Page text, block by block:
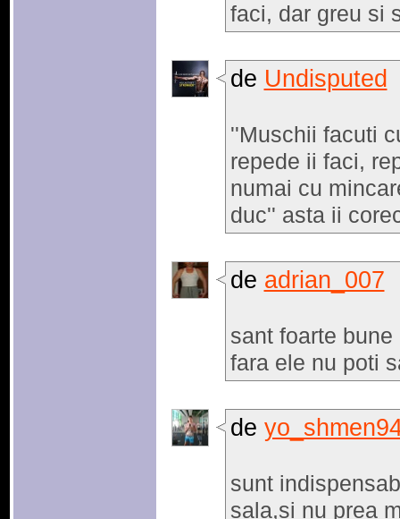
faci, dar greu si
de Undisputed
''Muschii facuti
repede ii faci,
numai cu
duc'' asta ii
de adrian_007
sant foarte
fara ele nu poti
de
sunt
sala,si nu prea